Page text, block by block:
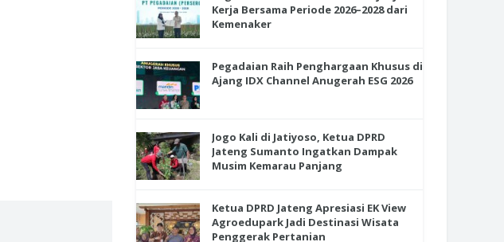
Kerja Bersama Periode 2026–2028 dari
Kemenaker
Pegadaian Raih Penghargaan Khusus di
Ajang IDX Channel Anugerah ESG 2026
Jogo Kali di Jatiyoso, Ketua DPRD
Jateng Sumanto Ingatkan Dampak
Musim Kemarau Panjang
Ketua DPRD Jateng Apresiasi EK View
Agroedupark Jadi Destinasi Wisata
Penggerak Pertanian